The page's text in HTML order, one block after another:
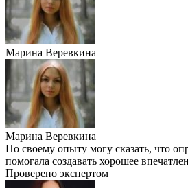
Марина Веревкина
Марина Веревкина
По своему опыту могу сказать, что
помогала создавать хорошее
Проверено экспертом